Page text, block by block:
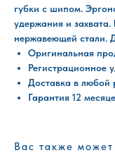
губки с шипом.
удержания и захвата.
нержавеющей стали.
Оригинальная
Регистрационное
Доставка в любой
Гарантия 12
Вас также может